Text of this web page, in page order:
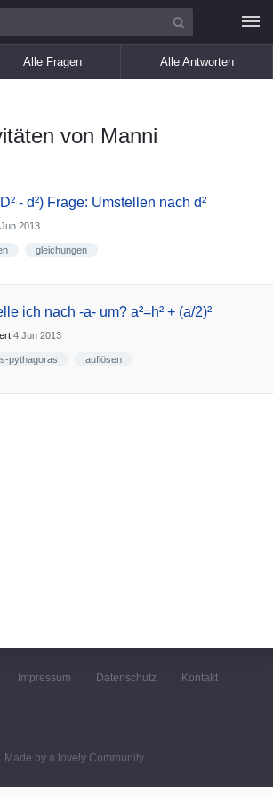
Alle Fragen Alle Antworten
von Manni
- d²) Frage: Umstellen nach d²
2013
gleichungen
ich nach -a- um? a²=h² + (a/2)²
4 Jun 2013
pythagoras auflösen
Impressum Datenschutz Kontakt
Made by a lovely Community